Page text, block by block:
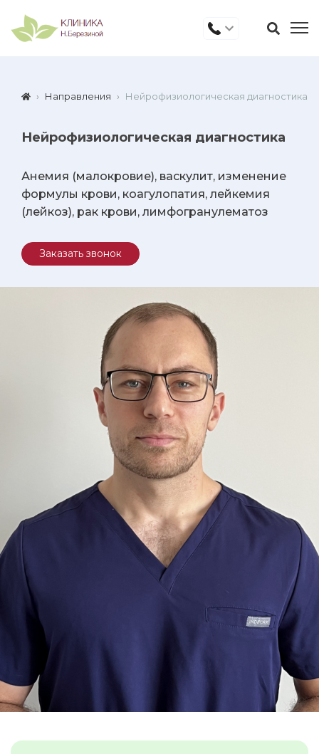
Направления Нейрофизиологическая диагностика
Нейрофизиологическая диагностика
Анемия (малокровие), васкулит, изменение
формулы крови, коагулопатия, лейкемия
(лейкоз), рак крови, лимфогранулематоз
Заказать звонок